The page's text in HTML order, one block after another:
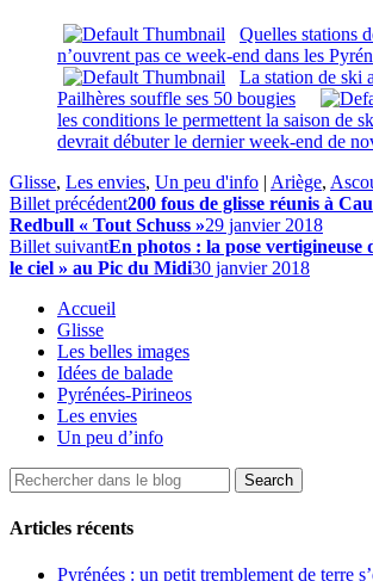
Quelles stations
n’ouvrent pas ce week-end dans les
La station de ski
Pailhères souffle ses 50 bougies
les conditions le permettent la saison de
devrait débuter le dernier week-end de
Glisse, Les envies, Un peu d'info | Ariège,
Billet précédent200 fous de glisse réunis à
Redbull « Tout Schuss »29 janvier 2018
Billet suivantEn photos : la pose vertigineuse
le ciel » au Pic du Midi30 janvier 2018
Accueil
Glisse
Les belles images
Idées de balade
Pyrénées-Pirineos
Les envies
Un peu d’info
Articles récents
Pyrénées : un petit tremblement de terre